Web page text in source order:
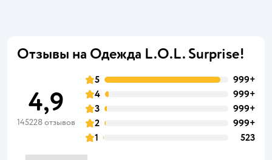
Отзывы на Одежда L.O.L. Surprise!
4,9
145228 отзывов
5
999+
4
999+
3
999+
2
999+
1
523